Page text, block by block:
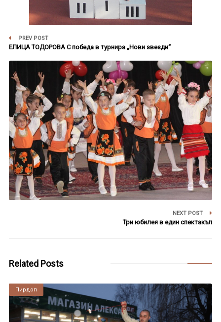
PREV POST
ЕЛИЦА ТОДОРОВА С победа в турнира „Нови звезди“
NEXT POST
Три юбилея в един спектакъл
Related Posts
Пирдоп